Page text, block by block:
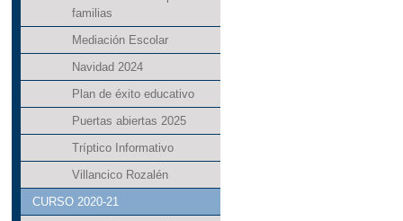
familias
Mediación Escolar
Navidad 2024
Plan de éxito educativo
Puertas abiertas 2025
Tríptico Informativo
Villancico Rozalén
CURSO 2020-21